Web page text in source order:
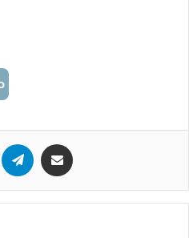
WhatsAppTelegram